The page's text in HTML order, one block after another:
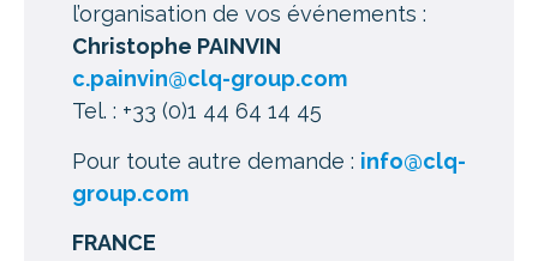
l’organisation de vos événements :
Christophe PAINVIN
c.painvin@clq-group.com
Tel. : +33 (0)1 44 64 14 45
Pour toute autre demande : info@clq-
group.com
FRANCE